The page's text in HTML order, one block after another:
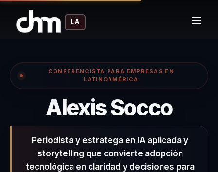
LA
CONFERENCISTA PARA EMPRESAS EN
LATINOAMÉRICA
Alexis Socco–
Periodista y estratega en IA aplicada y
storytelling que convierte adopción
tecnológica en claridad y decisiones para